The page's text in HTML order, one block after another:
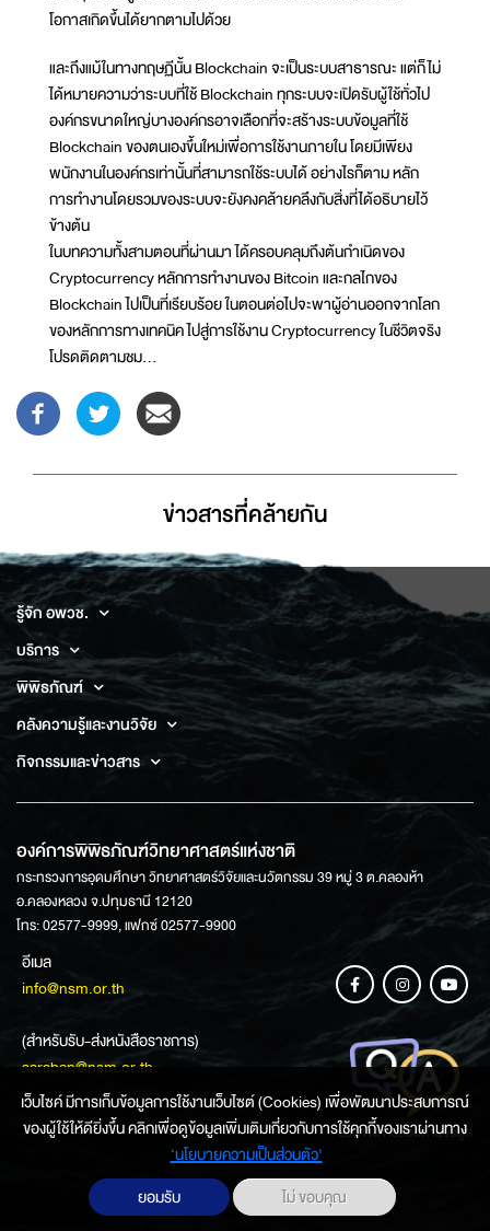
โอกาสเกิดขึ้นได้ยากตามไปด้วย
และถึงแม้ในทางทฤษฏีนั้น Blockchain จะเป็นระบบสาธารณะ แต่ก็ไม่
ได้หมายความว่าระบบที่ใช้ Blockchain ทุกระบบจะเปิดรับผู้ใช้ทั่วไป
องค์กรขนาดใหญ่บางองค์กรอาจเลือกที่จะสร้างระบบข้อมูลที่ใช้
Blockchain ของตนเองขึ้นใหม่เพื่อการใช้งานภายใน โดยมีเพียง
พนักงานในองค์กรเท่านั้นที่สามารถใช้ระบบได้ อย่างไรก็ตาม หลัก
การทำงานโดยรวมของระบบจะยังคงคล้ายคลึงกับสิ่งที่ได้อธิบายไว้
ข้างต้น
ในบทความทั้งสามตอนที่ผ่านมา ได้ครอบคลุมถึงต้นกำเนิดของ
Cryptocurrency หลักการทำงานของ Bitcoin และกลไกของ
Blockchain ไปเป็นที่เรียบร้อย ในตอนต่อไปจะพาผู้อ่านออกจากโลก
ของหลักการทางเทคนิค ไปสู่การใช้งาน Cryptocurrency ในชีวิตจริง
โปรดติดตามชม...
ข่าวสารที่่คล้ายกัน
รู้จัก อพวช.
บริการ
พิพิธภัณฑ์
คลังความรู้และงานวิจัย
กิจกรรมและข่าวสาร
องค์การพิพิธภัณฑ์วิทยาศาสตร์แห่งชาติ
กระทรวงการอุดมศึกษา วิทยาศาสตร์วิจัยและนวัตกรรม 39 หมู่ 3 ต.คลองห้า
อ.คลองหลวง จ.ปทุมธานี 12120
โทร: 02577-9999, แฟกซ์ 02577-9900
อีเมล
info@nsm.or.th
(สำหรับรับ-ส่งหนังสือราชการ)
saraban@nsm.or.th
ช่องทางการสอบถามข้อมูล
เว็บไซค์ มีการเก็บข้อมูลการใช้งานเว็บไซต์ (Cookies) เพื่อพัฒนาประสบการณ์
ของผู้ใช้ให้ดียิ่งขึ้น คลิกเพื่อดูข้อมูลเพิ่มเติมเกี่ยวกับการใช้คุกกี้ของเราผ่านทาง
‘นโยบายความเป็นส่วนตัว'
ยอมรับ
ไม่ ขอบคุณ